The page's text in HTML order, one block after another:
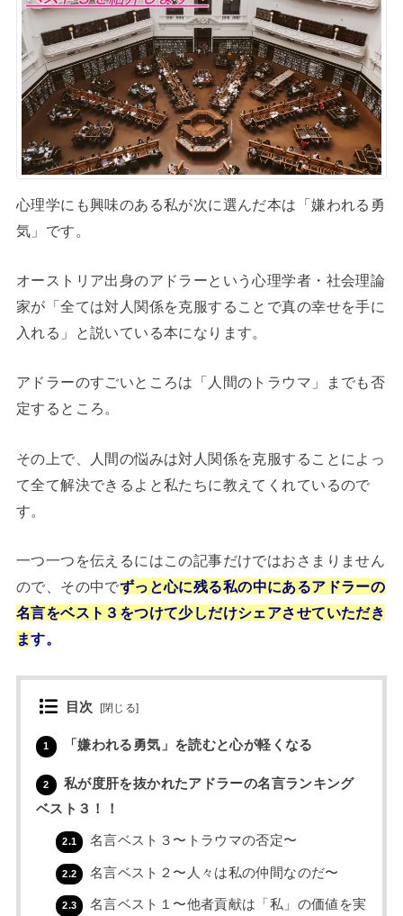
心理学にも興味のある私が次に選んだ本は「嫌われる勇
気」です。
オーストリア出身のアドラーという心理学者・社会理論
家が「全ては対人関係を克服することで真の幸せを手に
入れる」と説いている本になります。
アドラーのすごいところは「人間のトラウマ」までも否
定するところ。
その上で、人間の悩みは対人関係を克服することによっ
て全て解決できるよと私たちに教えてくれているので
す。
一つ一つを伝えるにはこの記事だけではおさまりません
ので、その中でずっと心に残る私の中にあるアドラーの
名言をベスト３をつけて少しだけシェアさせていただき
ます。
目次 [閉じる]
1 「嫌われる勇気」を読むと心が軽くなる
2
私が度肝を抜かれたアドラーの名言ランキング
ベスト３！！
2.1 名言ベスト３〜トラウマの否定〜
2.2 名言ベスト２〜人々は私の仲間なのだ〜
2.3
名言ベスト１〜他者貢献は「私」の価値を実